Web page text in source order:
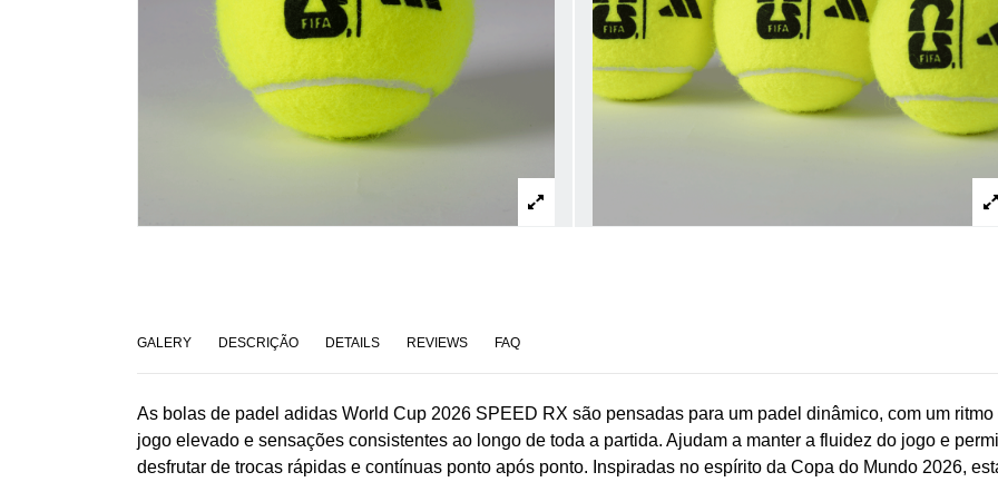
GALERY DESCRIÇÃO DETAILS REVIEWS FAQ
As bolas de padel adidas World Cup 2026 SPEED RX são pensadas para um padel dinâmico, com um ritmo
jogo elevado e sensações consistentes ao longo de toda a partida. Ajudam a manter a fluidez do jogo e
desfrutar de trocas rápidas e contínuas ponto após ponto. Inspiradas no espírito da Copa do Mundo 2026,